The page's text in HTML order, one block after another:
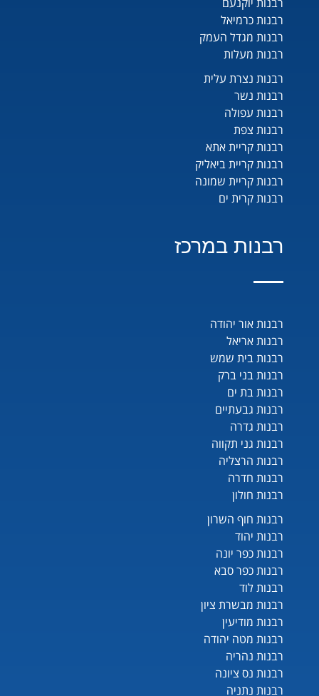
רבנות כרמיאל
רבנות מגדל העמק
רבנות מעלות
רבנות נצרת עלית
רבנות נשר
רבנות עפולה
רבנות צפת
רבנות קריית אתא
רבנות קריית ביאליק
רבנות קריית שמונה
רבנות קרית ים
רבנות במרכז
רבנות אור יהודה
רבנות אריאל
רבנות בית שמש
רבנות בני ברק
רבנות בת ים
רבנות גבעתיים
רבנות גדרה
רבנות גני תקווה
רבנות הרצליה
רבנות חדרה
רבנות חולון
רבנות חוף השרון
רבנות יהוד
רבנות כפר יונה
רבנות כפר סבא
רבנות לוד
רבנות מבשרת ציון
רבנות מודיעין
רבנות מטה יהודה
רבנות נהריה
רבנות נס ציונה
רבנות נתניה